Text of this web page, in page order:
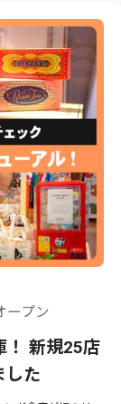
ープン
！ 新規25店
した